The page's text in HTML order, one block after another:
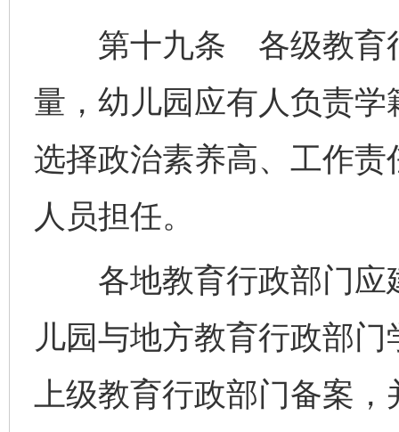
第十九条 各级教育行
量，幼儿园应有人负责
选择政治素养高、工作
人员担任。
各地教育行政部门应
儿园与地方教育行政部
上级教育行政部门备案